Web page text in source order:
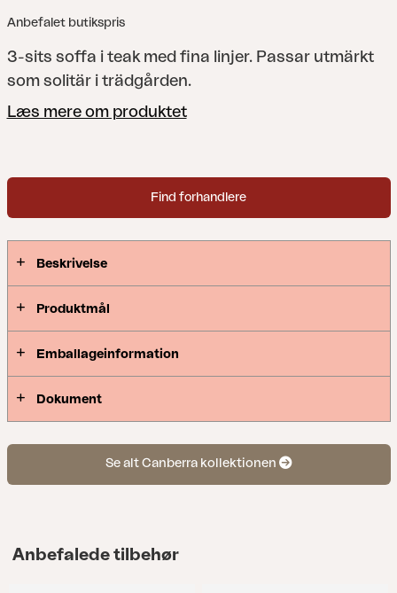
Anbefalet butikspris
3-sits soffa i teak med fina linjer. Passar utmärkt
som solitär i trädgården.
Læs mere om produktet
Find forhandlere
Beskrivelse
Produktmål
Emballageinformation
Dokument
Se alt Canberra kollektionen
Anbefalede tilbehør